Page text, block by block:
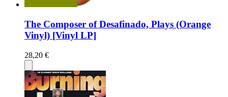
The Composer of Desafinado, Plays (Orange
Vinyl) [Vinyl LP]
28,20 €